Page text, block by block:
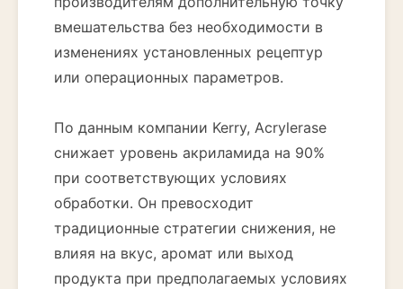
вмешательства без необходимости в
изменениях установленных рецептур
или операционных параметров.
По данным компании Kerry, Acrylerase
снижает уровень акриламида на 90%
при соответствующих условиях
обработки. Он превосходит
традиционные стратегии снижения, не
влияя на вкус, аромат или выход
продукта при предполагаемых условиях